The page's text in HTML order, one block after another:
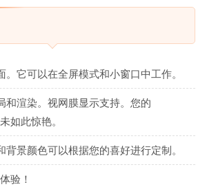
。它可以在全屏模式和小窗口中工作。
和渲染。视网膜显示支持。您的
如此惊艳。
背景颜色可以根据您的喜好进行定制。
验！